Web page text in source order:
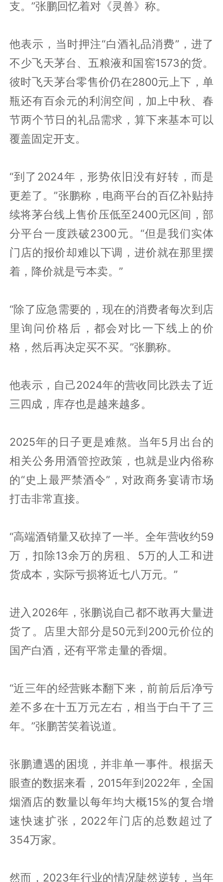
支。”张鹏回忆着对《灵兽》称。
他表示，当时押注“白酒礼品消费”，进了
不少飞天茅台、五粮液和国窖1573的货。
彼时飞天茅台零售价仍在2800元上下，单
瓶还有百余元的利润空间，加上中秋、春
节两个节日的礼品需求，算下来基本可以
覆盖固定开支。
“到了2024年，形势依旧没有好转，而是
更差了。”张鹏称，电商平台的百亿补贴持
续将茅台线上售价压低至2400元区间，部
分平台一度跌破2300元。“但是我们实体
门店的报价却难以下调，进价就在那里摆
着，降价就是亏本卖。”
“除了应急需要的，现在的消费者每次到店
里询问价格后，都会对比一下线上的价
格，然后再决定买不买。”张鹏称。
他表示，自己2024年的营收同比跌去了近
三四成，库存也是越来越多。
2025年的日子更是难熬。当年5月出台的
相关公务用酒管控政策，也就是业内俗称
的“史上最严禁酒令”，对政商务宴请市场
打击非常直接。
“高端酒销量又砍掉了一半。全年营收约59
万，扣除13余万的房租、5万的人工和进
货成本，实际亏损将近七八万元。”
进入2026年，张鹏说自己都不敢再大量进
货了。店里大部分是50元到200元价位的
国产白酒，还有平常走量的香烟。
“近三年的经营账本翻下来，前前后后净亏
差不多在十五万元左右，相当于白干了三
年。”张鹏苦笑着说道。
张鹏遭遇的困境，并非单一事件。根据天
眼查的数据来看，2015年到2022年，全国
烟酒店的数量以每年均大概15%的复合增
速快速扩张，2022年门店的总数超过了
354万家。
然而，2023年行业的情况陡然逆转，当年